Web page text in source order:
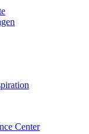
Center